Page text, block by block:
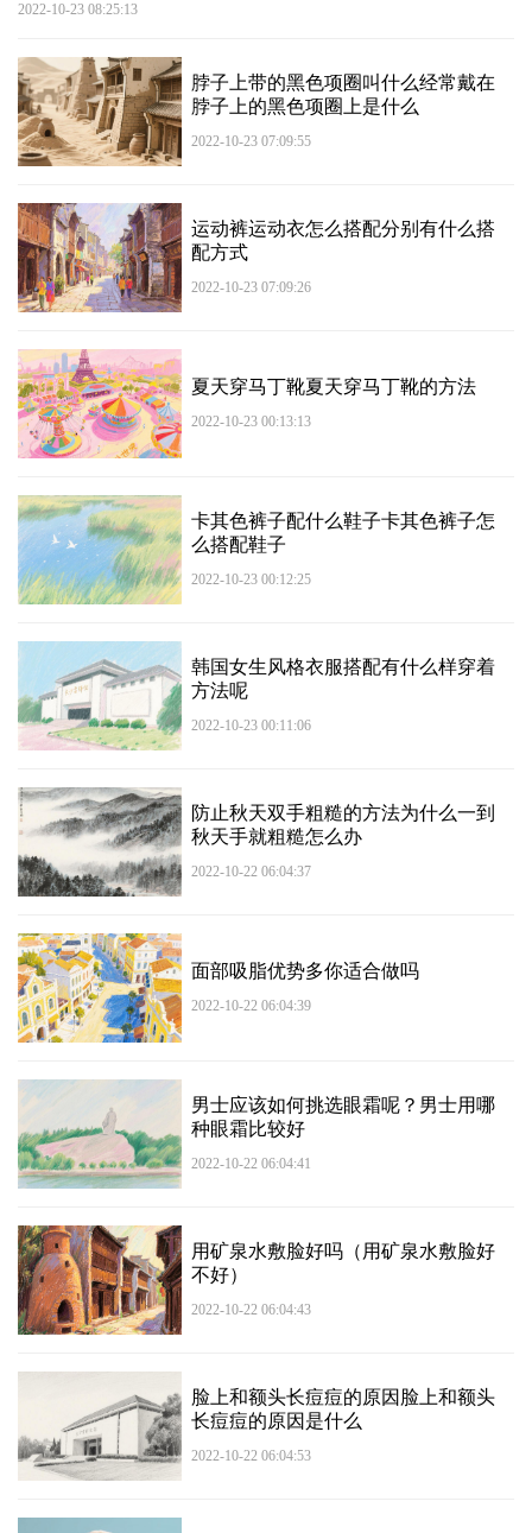
2022-10-23 08:25:13
脖子上带的黑色项圈叫什么经常戴在
脖子上的黑色项圈上是什么
2022-10-23 07:09:55
运动裤运动衣怎么搭配分别有什么搭
配方式
2022-10-23 07:09:26
夏天穿马丁靴夏天穿马丁靴的方法
2022-10-23 00:13:13
卡其色裤子配什么鞋子卡其色裤子怎
么搭配鞋子
2022-10-23 00:12:25
韩国女生风格衣服搭配有什么样穿着
方法呢
2022-10-23 00:11:06
防止秋天双手粗糙的方法为什么一到
秋天手就粗糙怎么办
2022-10-22 06:04:37
面部吸脂优势多你适合做吗
2022-10-22 06:04:39
男士应该如何挑选眼霜呢？男士用哪
种眼霜比较好
2022-10-22 06:04:41
用矿泉水敷脸好吗（用矿泉水敷脸好
不好）
2022-10-22 06:04:43
脸上和额头长痘痘的原因脸上和额头
长痘痘的原因是什么
2022-10-22 06:04:53